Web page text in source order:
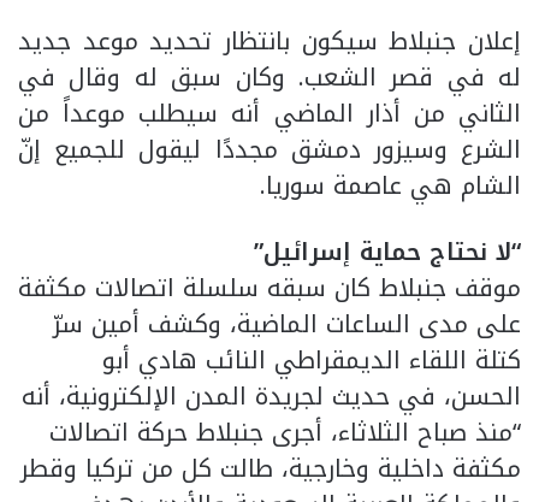
إعلان جنبلاط سيكون بانتظار تحديد موعد جديد
له في قصر الشعب. وكان سبق له وقال في
الثاني من أذار الماضي أنه سيطلب موعداً من
الشرع وسيزور دمشق مجددًا ليقول للجميع إنّ
الشام هي عاصمة سوريا.
“لا نحتاج حماية إسرائيل”
موقف جنبلاط كان سبقه سلسلة اتصالات مكثفة
على مدى الساعات الماضية، وكشف أمين سرّ
كتلة اللقاء الديمقراطي النائب هادي أبو
الحسن، في حديث لجريدة المدن الإلكترونية، أنه
“منذ صباح الثلاثاء، أجرى جنبلاط حركة اتصالات
مكثفة داخلية وخارجية، طالت كل من تركيا وقطر